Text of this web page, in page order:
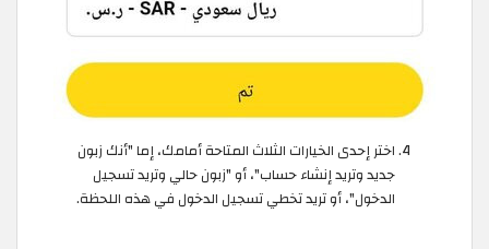
اختر إحدى الخيارات الثلاث المتاحة أمامك، إما "أنك زبون
جديد وتريد إنشاء حساب"، أو "زبون حالي وتريد تسجيل
الدخول"، أو تريد تخطي تسجيل الدخول في هذه اللحظة.